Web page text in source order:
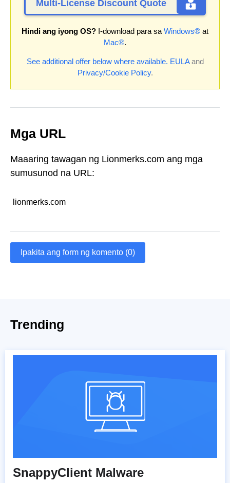
Multi-License Discount Quote
Hindi ang iyong OS? I-download para sa Windows® at
Mac®.
See additional offer below where available. EULAand
Privacy/Cookie Policy.
Mga URL
Maaaring tawagan ng Lionmerks.com ang mga
sumusunod na URL:
lionmerks.com
Ipakita ang form ng komento (0)
Trending
SnappyClient Malware